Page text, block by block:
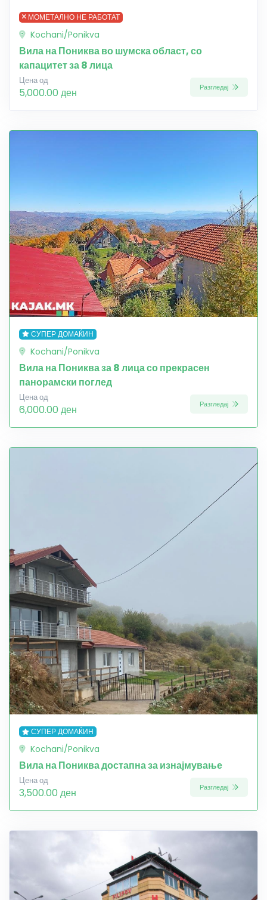
МОМЕТАЛНО НЕ РАБОТАТ
Kochani/Ponikva
Вила на Пониква во шумска област, со
капацитет за 8 лица
Цена од
5,000.00 ден Разгледај
СУПЕР ДОМАЌИН
Kochani/Ponikva
Вила на Пониква за 8 лица со прекрасен
панорамски поглед
Цена од
6,000.00 ден Разгледај
СУПЕР ДОМАЌИН
Kochani/Ponikva
Вила на Пониква достапна за изнајмување
Цена од
3,500.00 ден Разгледај